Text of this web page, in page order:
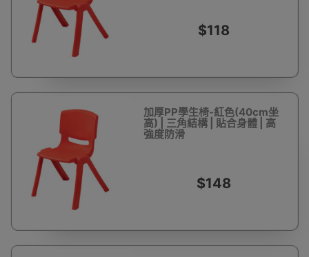
$118
加厚PP學生椅-紅色(40cm坐
高) | 三角結構 | 貼合身體 | 高
強度防滑
$148